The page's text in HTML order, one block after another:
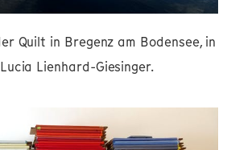
Quilt in Bregenz am Bodensee, in
Lienhard-Giesinger.